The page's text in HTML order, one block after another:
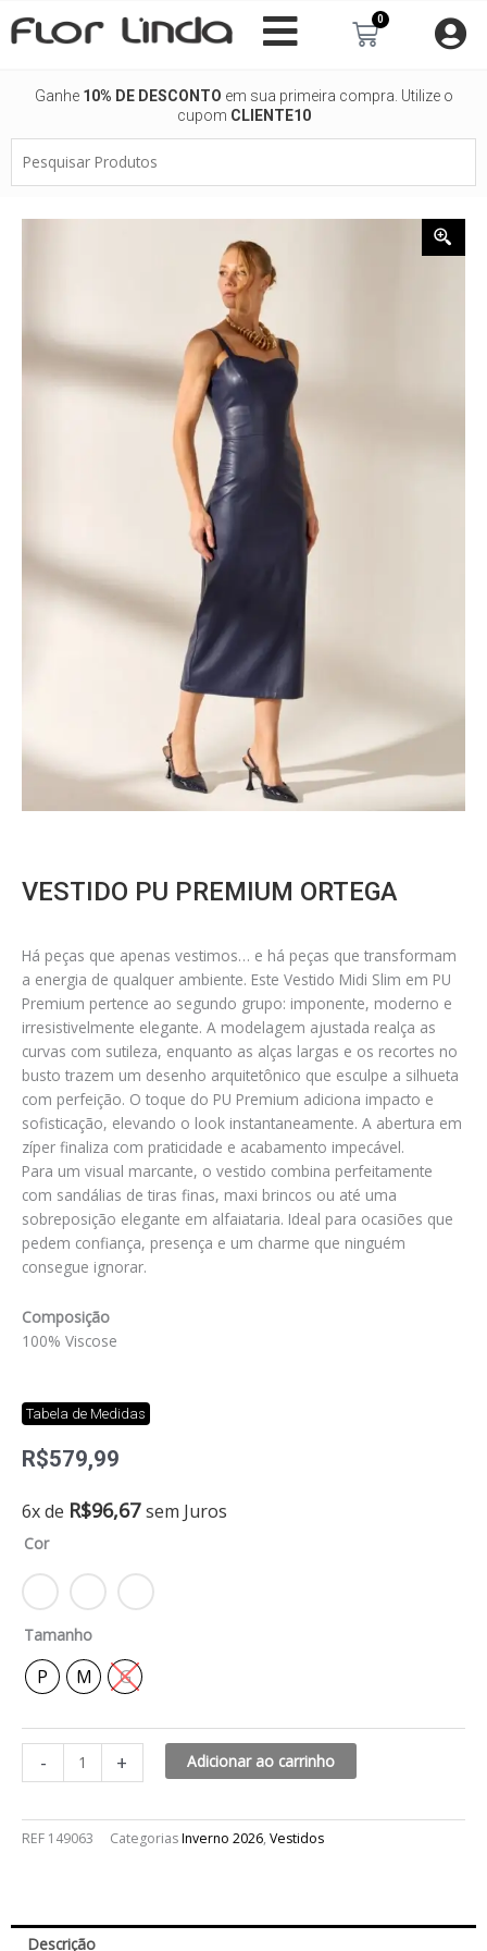
para
0
Carrinho
Ganhe 10% DE DESCONTO em sua primeira compra. Utilize o
cupom CLIENTE10
Produtos
VESTIDO PU PREMIUM ORTEGA
Há peças que apenas vestimos… e há peças que transformam
a energia de qualquer ambiente. Este Vestido Midi Slim em PU
Premium pertence ao segundo grupo: imponente, moderno e
irresistivelmente elegante. A modelagem ajustada realça as
curvas com sutileza, enquanto as alças largas e os recortes no
busto trazem um desenho arquitetônico que esculpe a silhueta
com perfeição. O toque do PU Premium adiciona impacto e
sofisticação, elevando o look instantaneamente. A abertura em
zíper finaliza com praticidade e acabamento impecável.
Para um visual marcante, o vestido combina perfeitamente
com sandálias de tiras finas, maxi brincos ou até uma
sobreposição elegante em alfaiataria. Ideal para ocasiões que
pedem confiança, presença e um charme que ninguém
consegue ignorar.
Composição
100% Viscose
Tabela de Medidas
R$579,99
6x de R$96,67 sem Juros
Cor
Tamanho
P M G
-
Vestido
premium
ortega
quantidade
+ Adicionar ao carrinho
REF 149063 CategoriasInverno 2026, Vestidos
Descrição